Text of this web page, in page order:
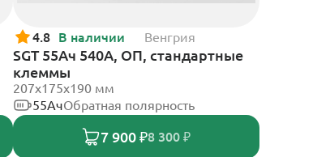
4.8 В наличии Венгрия
SGT 55Ач 540А, ОП, стандартные
клеммы
207x175x190 мм
55АчОбратная полярность
7 900 ₽8 300 ₽